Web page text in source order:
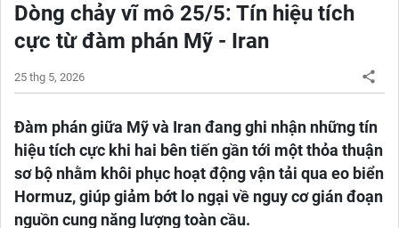
Dòng chảy vĩ mô 25/5: Tín hiệu tích
cực từ đàm phán Mỹ - Iran
25 thg 5, 2026
Đàm phán giữa Mỹ và Iran đang ghi nhận những tín
hiệu tích cực khi hai bên tiến gần tới một thỏa thuận
sơ bộ nhằm khôi phục hoạt động vận tải qua eo biển
Hormuz, giúp giảm bớt lo ngại về nguy cơ gián đoạn
nguồn cung năng lượng toàn cầu.